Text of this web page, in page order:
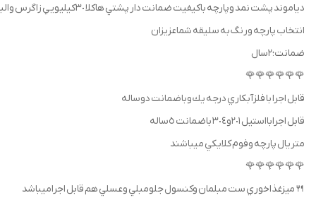
دياموند پشت نمد وپارچه باكيفيت ضمانت دار پشتي هاكلا ٣٠كيليويي زاگرس والبرز وهلن واتصالات چوب سپيداروصنوبر
انتخاب پارچه ورنگ به سليقه شماعزيزان
ضمانت؛2سال
🌹🌹🌹🌹🌹🌹
قابل اجرا با فلزآبكاري درجه يك وباضمانت دوساله
قابل اجرابااستيل ٢٠١و٣٠٤ باضمانت ٥ساله
متريال پارچه وفوم كلايكي ميباشند
🌹🌹🌹🌹🌹🌹
🍴ميزغذاخوري ست مبلمان وكنسول جلومبلي وعسلي هم قابل اجراميباشد